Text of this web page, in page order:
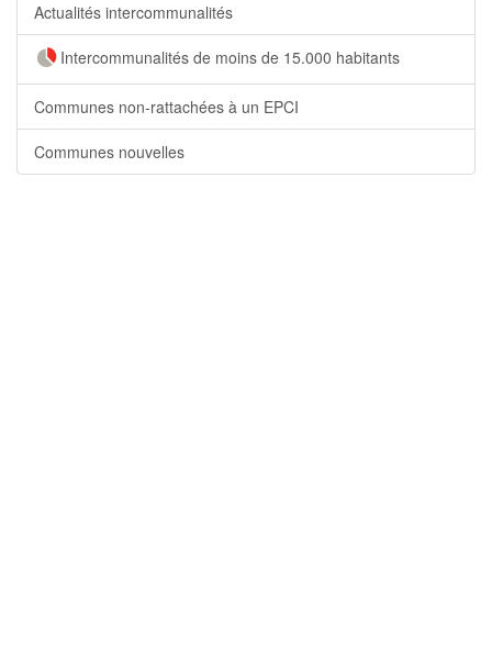
Actualités intercommunalités
Intercommunalités de moins de 15.000 habitants
Communes non-rattachées à un EPCI
Communes nouvelles